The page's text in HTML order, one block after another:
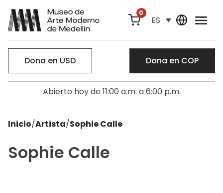
0
ES
Dona en USD Dona en COP
Abierto hoy de 11:00 a.m. a 6:00 p.m.
Inicio/Artista/Sophie Calle
Sophie Calle